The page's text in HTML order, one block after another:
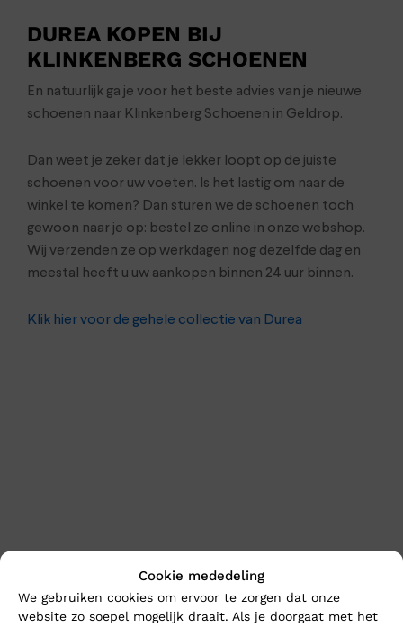
Cookie mededeling
We gebruiken cookies om ervoor te zorgen dat onze
website zo soepel mogelijk draait. Als je doorgaat met het
DUREA KOPEN BIJ
KLINKENBERG SCHOENEN
En natuurlijk ga je voor het beste advies van je nieuwe
schoenen naar Klinkenberg Schoenen in Geldrop.
Dan weet je zeker dat je lekker loopt op de juiste
schoenen voor uw voeten. Is het lastig om naar de
winkel te komen? Dan sturen we de schoenen toch
gewoon naar je op: bestel ze online in onze webshop.
Wij verzenden ze op werkdagen nog dezelfde dag en
meestal heeft u uw aankopen binnen 24 uur binnen.
Klik hier voor de gehele collectie van Durea
En wat vind u van deze?